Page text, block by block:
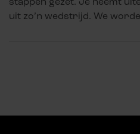
uit zo’n wedstrijd. We